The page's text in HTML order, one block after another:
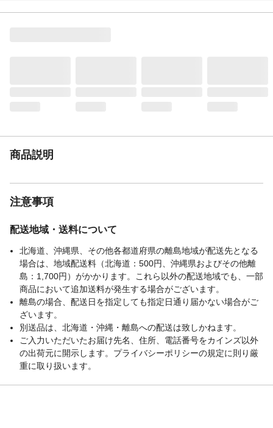
商品説明
注意事項
配送地域・送料について
北海道、沖縄県、その他各都道府県の離島地域が配送先となる
場合は、地域配送料（北海道：500円、沖縄県およびその他離
島：1,700円）がかかります。これら以外の配送地域でも、一部
商品において追加送料が発生する場合がございます。
離島の場合、配送日を指定しても指定日通り届かない場合がご
ざいます。
別送品は、北海道・沖縄・離島への配送は致しかねます。
ご入力いただいたお届け先名、住所、電話番号をカインズ以外
の出荷元に開示します。プライバシーポリシーの規定に則り厳
重に取り扱います。